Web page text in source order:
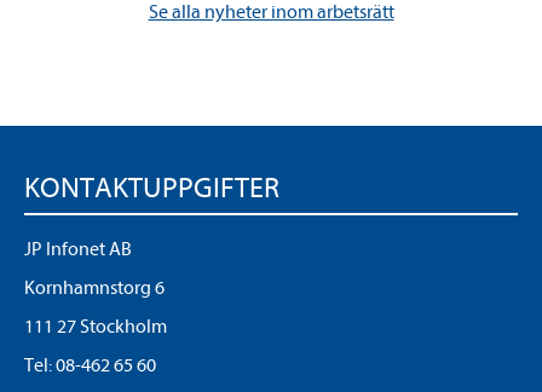
Se alla nyheter inom arbetsrätt
KONTAKTUPPGIFTER
JP Infonet AB
Kornhamnstorg 6
111 27 Stockholm
Tel:08-462 65 60